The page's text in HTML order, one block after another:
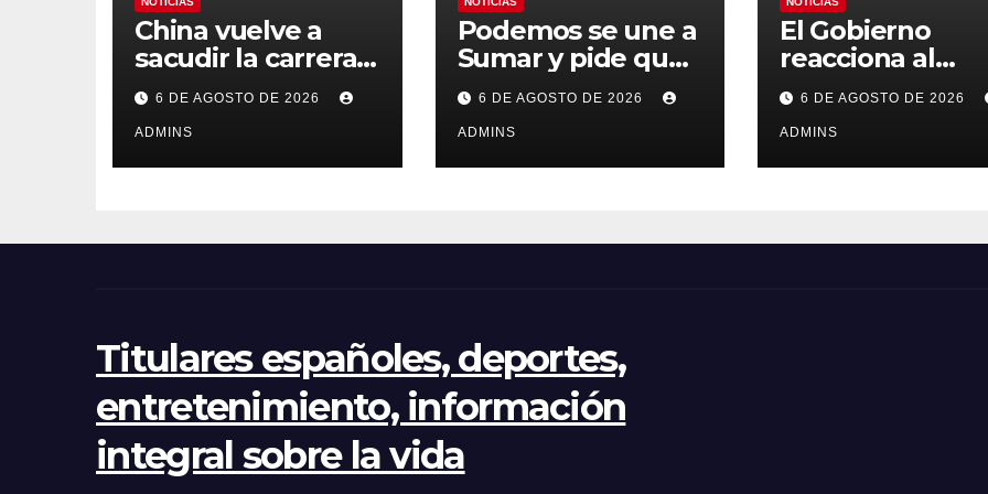
China vuelve a
sacudir la carrera
de la IA con un
modelo capaz de
trabajar durante
días sin
6 DE AGOSTO DE 2026
ADMINS
Podemos se une a
Sumar y pide que
España no
organice el
Mundial 2030 con
Marruecos por
nacional»
6 DE AGOSTO DE 2026
ADMINS
El Gobierno
reacciona al
presunto pacto
la FIFA con
Marruecos para
acoger la final
España»
6 DE AGOSTO DE 2026
ADMINS
Titulares españoles, deportes,
entretenimiento, información
integral sobre la vida